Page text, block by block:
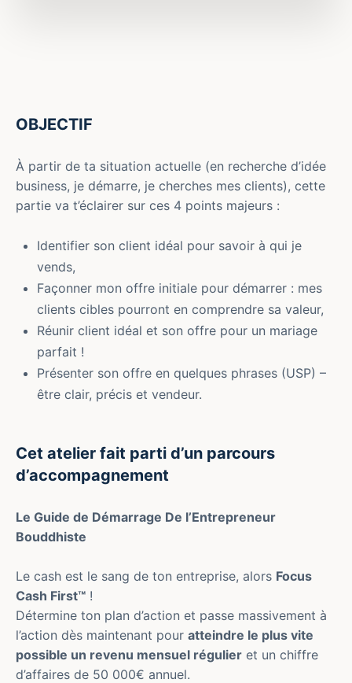
OBJECTIF
À partir de ta situation actuelle (en recherche d’idée
business, je démarre, je cherches mes clients), cette
partie va t’éclairer sur ces 4 points majeurs :
Identifier son client idéal pour savoir à qui je
vends,
Façonner mon offre initiale pour démarrer : mes
clients cibles pourront en comprendre sa valeur,
Réunir client idéal et son offre pour un mariage
parfait !
Présenter son offre en quelques phrases (USP) –
être clair, précis et vendeur.
Cet atelier fait parti d’un parcours
d’accompagnement
Le Guide de Démarrage De l’Entrepreneur
Bouddhiste
Le cash est le sang de ton entreprise, alors Focus
Cash First™ !
Détermine ton plan d’action et passe massivement à
l’action dès maintenant pour atteindre le plus vite
possible un revenu mensuel régulier et un chiffre
d’affaires de 50 000€ annuel.